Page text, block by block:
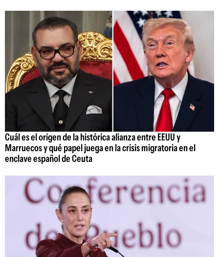
Cuál es el origen de la histórica alianza entre EEUU y
Marruecos y qué papel juega en la crisis migratoria en el
enclave español de Ceuta